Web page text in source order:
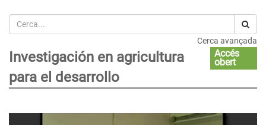
Cerca
Cerca avançada
Investigación en agricultura
para el desarrollo
Accés
obert